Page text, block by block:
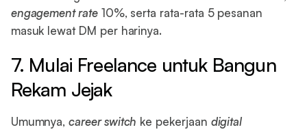
engagement rate10%, serta rata-rata 5 pesanan
masuk lewat DM per harinya.
7. Mulai Freelance untuk Bangun
Rekam Jejak
Umumnya,career switch ke pekerjaan digital